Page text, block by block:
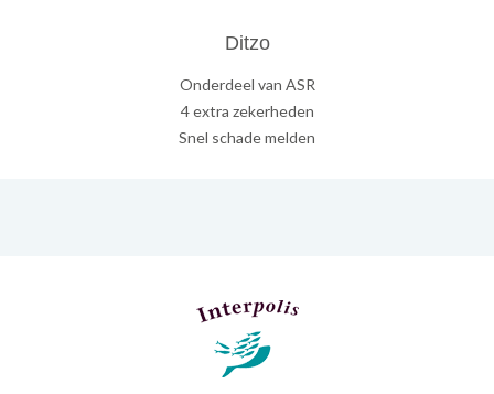
Ditzo
Onderdeel van ASR
4 extra zekerheden
Snel schade melden